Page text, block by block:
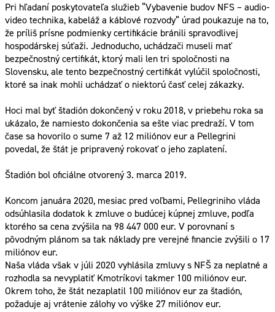
Pri hľadaní poskytovateľa služieb “Vybavenie budov NFS – audio-
video technika, kabeláž a káblové rozvody” úrad poukazuje na to,
že príliš prísne podmienky certifikácie bránili spravodlivej
hospodárskej súťaži. Jednoducho, uchádzači museli mať
bezpečnostný certifikát, ktorý mali len tri spoločnosti na
Slovensku, ale tento bezpečnostný certifikát vylúčil spoločnosti,
ktoré sa inak mohli uchádzať o niektorú časť celej zákazky.
Hoci mal byť štadión dokončený v roku 2018, v priebehu roka sa
ukázalo, že namiesto dokončenia sa ešte viac predraží. V tom
čase sa hovorilo o sume 7 až 12 miliónov eur a Pellegrini
povedal, že štát je pripravený rokovať o jeho zaplatení.
Štadión bol oficiálne otvorený 3. marca 2019.
Koncom januára 2020, mesiac pred voľbami, Pellegriniho vláda
odsúhlasila dodatok k zmluve o budúcej kúpnej zmluve, podľa
ktorého sa cena zvýšila na 98 447 000 eur. V porovnaní s
pôvodným plánom sa tak náklady pre verejné financie zvýšili o 17
miliónov eur.
Naša vláda však v júli 2020 vyhlásila zmluvy s NFŠ za neplatné a
rozhodla sa nevyplatiť Kmotríkovi takmer 100 miliónov eur.
Okrem toho, že štát nezaplatil 100 miliónov eur za štadión,
požaduje aj vrátenie zálohy vo výške 27 miliónov eur.